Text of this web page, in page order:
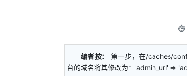
编者按：
第一步，在/caches/
台的域名将其修改为：'admin_url' =>